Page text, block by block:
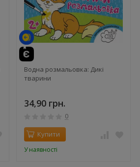
Водна розмальовка: Дикі
тварини
34,90 грн.
0
Купити
У наявності